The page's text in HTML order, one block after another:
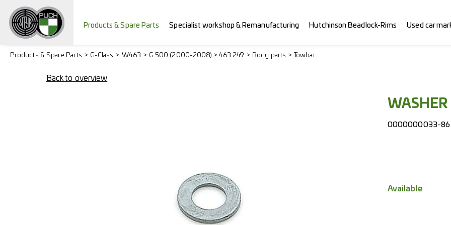
Products & Spare Parts Specialist workshop & Remanufacturing Hutchinson Beadlock-Rims Used car
Products & Spare Parts G-Class W463 G 500 (2000-2008) > 463.249 Body parts Towbar
Back to overview
0000000033-86
Available